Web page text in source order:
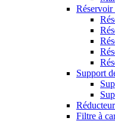
Réservoir
Support
Filtre à